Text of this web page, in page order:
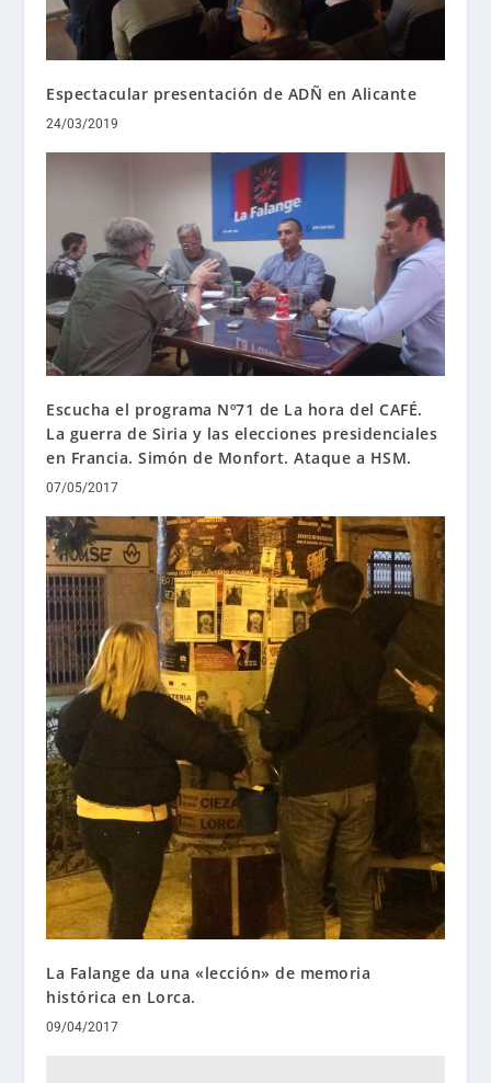
Espectacular presentación de ADÑ en Alicante
24/03/2019
Escucha el programa Nº71 de La hora del CAFÉ.
La guerra de Siria y las elecciones presidenciales
en Francia. Simón de Monfort. Ataque a HSM.
07/05/2017
La Falange da una «lección» de memoria
histórica en Lorca.
09/04/2017